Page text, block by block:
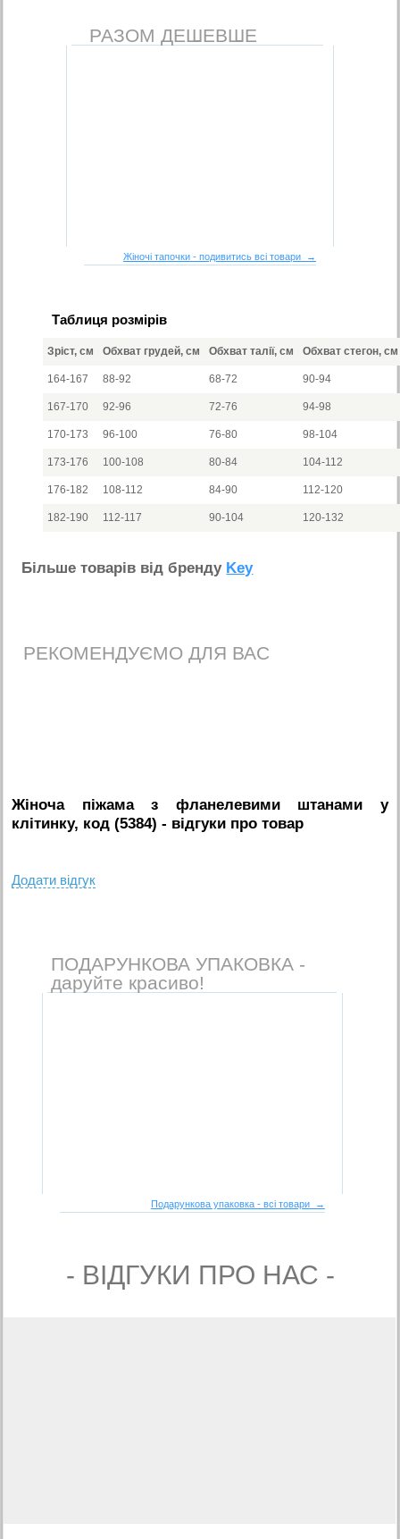
РАЗОМ ДЕШЕВШЕ
Жіночі тапочки - подивитись всі товари →
Таблиця розмірів
Зріст, см Обхват грудей, см Обхват талії, см Обхват стегон, см
164-167 88-92 68-72 90-94
167-170 92-96 72-76 94-98
170-173 96-100 76-80 98-104
173-176 100-108 80-84 104-112
176-182 108-112 84-90 112-120
182-190 112-117 90-104 120-132
Бiльше товарiв вiд бренду Key
РЕКОМЕНДУЄМО ДЛЯ ВАС
Жіноча піжама з фланелевими штанами у
клітинку, код (5384) - вiдгуки про товар
Додати вiдгук
ПОДАРУНКОВА УПАКОВКА -
даруйте красиво!
Подарункова упаковка - всі товари →
- ВIДГУКИ ПРО НАС -